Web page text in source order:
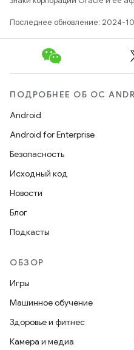
Последнее обновление: 2024-
ПОДРОБНЕЕ ОБ ОС
Android
Android for Enterprise
Безопасность
Исходный код
Новости
Блог
Подкасты
ОБЗОР
Игры
Машинное обучение
Здоровье и фитнес
Камера и медиа